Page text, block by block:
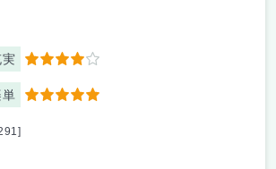
実 4
5